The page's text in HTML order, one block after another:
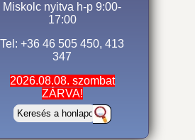
Miskolc nyitva h-p 9:00-
17:00
Tel: +36 46 505 450, 413
347
2026.08.08. szombat
ZÁRVA!